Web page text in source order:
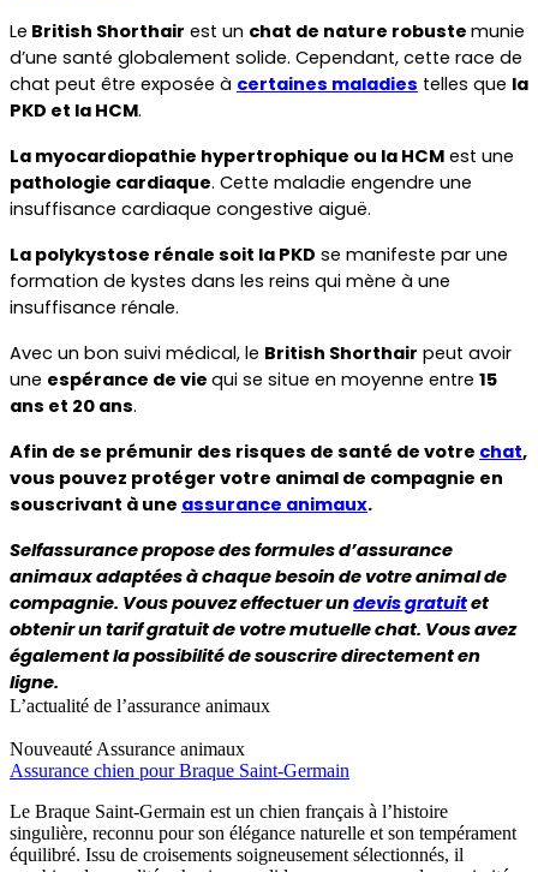
Le British Shorthair est un chat de nature robuste munie
d’une santé globalement solide. Cependant, cette race de
chat peut être exposée à certaines maladies telles que la
PKD et la HCM.
La myocardiopathie hypertrophique ou la HCM
pathologie cardiaque. Cette maladie engendre une
insuffisance cardiaque congestive aiguë.
La polykystose rénale soit la PKD se manifeste par une
formation de kystes dans les reins qui mène à une
insuffisance rénale.
Avec un bon suivi médical, le British Shorthair peut avoir
une espérance de vie qui se situe en moyenne entre 15
ans et 20 ans.
Afin de se prémunir des risques de santé de votre chat,
vous pouvez protéger votre animal de compagnie en
souscrivant à une assurance animaux.
Selfassurance propose des formules d’assurance
animaux adaptées à chaque besoin de votre animal de
compagnie. Vous pouvez effectuer un devis gratuit et
obtenir un tarif gratuit de votre mutuelle chat. Vous avez
également la possibilité de souscrire directement en
ligne.
L’actualité de l’assurance animaux
Nouveauté Assurance animaux
Assurance chien pour Braque Saint-Germain
Le Braque Saint-Germain est un chien français à l’histoire
singulière, reconnu pour son élégance naturelle et son tempérament
équilibré. Issu de croisements soigneusement sélectionnés, il